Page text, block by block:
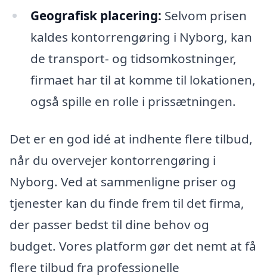
Geografisk placering: Selvom prisen
kaldes kontorrengøring i Nyborg, kan
de transport- og tidsomkostninger,
firmaet har til at komme til lokationen,
også spille en rolle i prissætningen.
Det er en god idé at indhente flere tilbud,
når du overvejer kontorrengøring i
Nyborg. Ved at sammenligne priser og
tjenester kan du finde frem til det firma,
der passer bedst til dine behov og
budget. Vores platform gør det nemt at få
flere tilbud fra professionelle